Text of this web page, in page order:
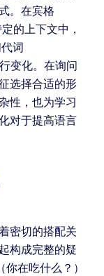
。在宾格
的上下文中，
词
变化。在询问
选择合适的形
性，也为学习
对于提高语言
密切的搭配关
构成完整的疑
在吃什么？）